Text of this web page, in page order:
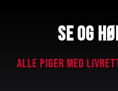
SE OG
ALLE PIGER MED